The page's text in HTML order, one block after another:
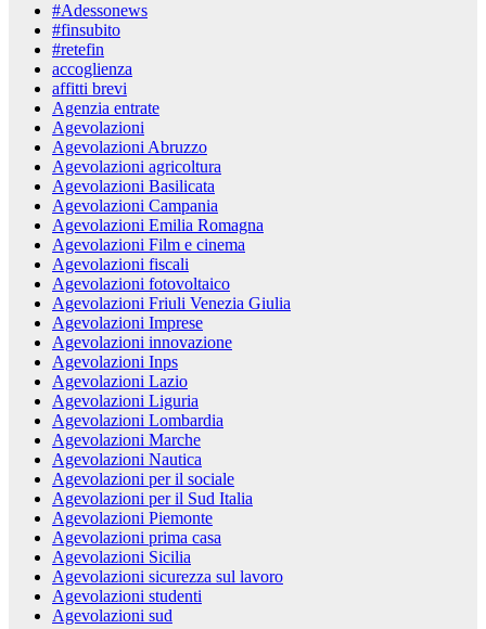
#Adessonews
#finsubito
#retefin
accoglienza
affitti brevi
Agenzia entrate
Agevolazioni
Agevolazioni Abruzzo
Agevolazioni agricoltura
Agevolazioni Basilicata
Agevolazioni Campania
Agevolazioni Emilia Romagna
Agevolazioni Film e cinema
Agevolazioni fiscali
Agevolazioni fotovoltaico
Agevolazioni Friuli Venezia Giulia
Agevolazioni Imprese
Agevolazioni innovazione
Agevolazioni Inps
Agevolazioni Lazio
Agevolazioni Liguria
Agevolazioni Lombardia
Agevolazioni Marche
Agevolazioni Nautica
Agevolazioni per il sociale
Agevolazioni per il Sud Italia
Agevolazioni Piemonte
Agevolazioni prima casa
Agevolazioni Sicilia
Agevolazioni sicurezza sul lavoro
Agevolazioni studenti
Agevolazioni sud